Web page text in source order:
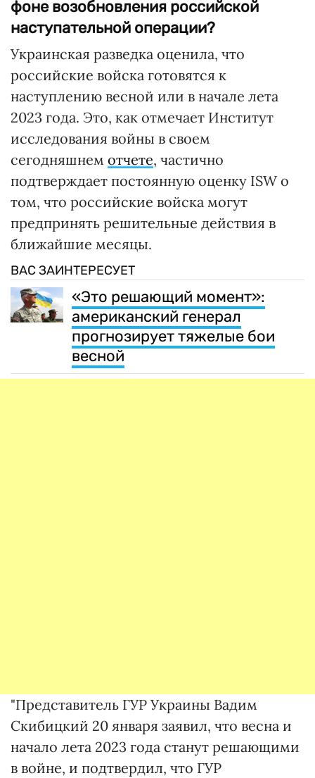
фоне возобновления российской
наступательной операции?
Украинская разведка оценила, что
российские войска готовятся к
наступлению весной или в начале лета
2023 года. Это, как отмечает Институт
исследования войны в своем
сегодняшнем отчете, частично
подтверждает постоянную оценку ISW о
том, что российские войска могут
предпринять решительные действия в
ближайшие месяцы.
ВАС ЗАИНТЕРЕСУЕТ
«Это решающий момент»:
американский генерал
прогнозирует тяжелые бои
весной
"Представитель ГУР Украины Вадим
Скибицкий 20 января заявил, что весна и
начало лета 2023 года станут решающими
в войне, и подтвердил, что ГУР